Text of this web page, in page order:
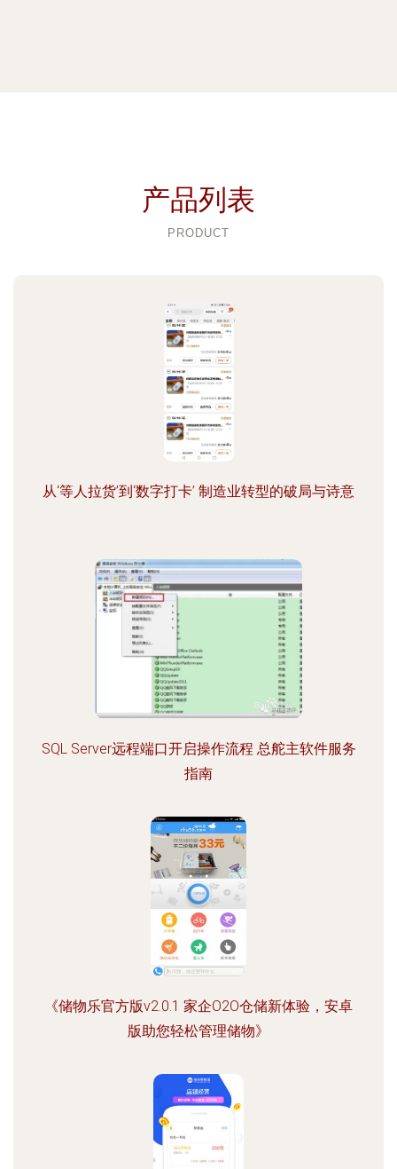
产品列表
PRODUCT
从‘等人拉货’到‘数字打卡’ 制造业转型的破局与诗意
SQL Server远程端口开启操作流程 总舵主软件服务
指南
《储物乐官方版v2.0.1 家企O2O仓储新体验，安卓
版助您轻松管理储物》